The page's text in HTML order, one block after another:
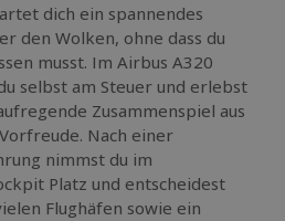
dich ein spannendes
den Wolken, ohne dass du
musst. Im Airbus A320
selbst am Steuer und erlebst
Zusammenspiel aus
Nach einer
nimmst du im
Platz und entscheidest
Flughäfen sowie ein